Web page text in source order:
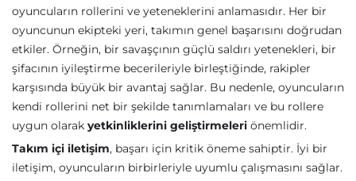
oyuncuların rollerini ve yeteneklerini anlamasıdır. Her bir
oyuncunun ekipteki yeri, takımın genel başarısını doğrudan
etkiler. Örneğin, bir savaşçının güçlü saldırı yetenekleri, bir
şifacının iyileştirme becerileriyle birleştiğinde, rakipler
karşısında büyük bir avantaj sağlar. Bu nedenle, oyuncuların
kendi rollerini net bir şekilde tanımlamaları ve bu rollere
uygun olarak yetkinliklerini geliştirmeleri önemlidir.
Takım içi iletişim, başarı için kritik öneme sahiptir. İyi bir
iletişim, oyuncuların birbirleriyle uyumlu çalışmasını sağlar.